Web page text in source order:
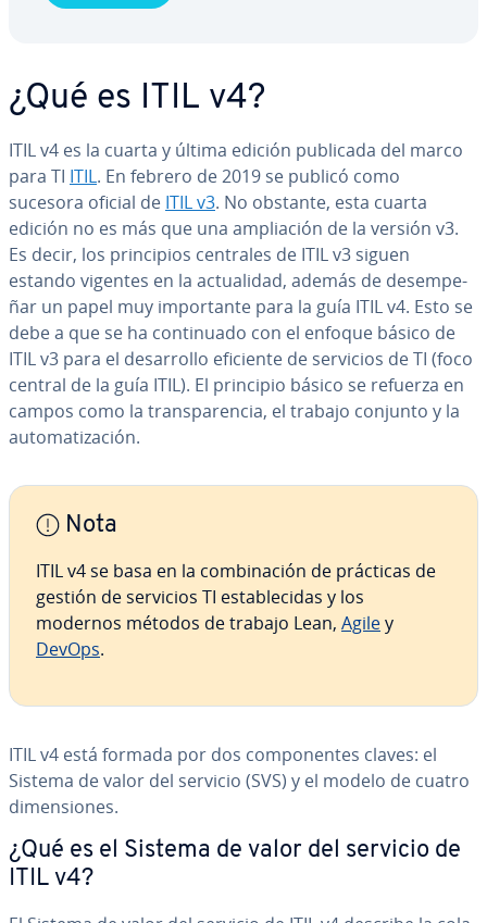
¿Qué es ITIL v4?
ITIL v4 es la cuarta y última edición publicada del marco
para TI ITIL. En febrero de 2019 se publicó como
sucesora oficial de ITIL v3. No obstante, esta cuarta
edición no es más que una am­plia­ción de la versión v3.
Es decir, los pri­n­ci­pios centrales de ITIL v3 siguen
estando vigentes en la ac­tua­li­dad, además de de­sem­pe­
ñar un papel muy im­po­r­ta­n­te para la guía ITIL v4. Esto se
debe a que se ha co­n­ti­nua­do con el enfoque básico de
ITIL v3 para el de­sa­rro­llo eficiente de servicios de TI (foco
central de la guía ITIL). El principio básico se refuerza en
campos como la tra­n­s­pa­re­n­cia, el trabajo conjunto y la
au­to­ma­ti­za­ción.
Nota
ITIL v4 se basa en la co­m­bi­na­ción de prácticas de
gestión de servicios TI es­ta­ble­ci­das y los
modernos métodos de trabajo Lean, Agiley
DevOps.
ITIL v4 está formada por dos co­m­po­ne­n­tes claves: el
Sistema de valor del servicio (SVS) y el modelo de cuatro
di­me­n­sio­nes.
¿Qué es el Sistema de valor del servicio de
ITIL v4?